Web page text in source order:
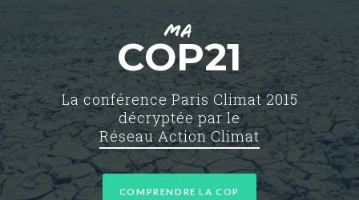
MA
COP21
La conférence Paris Climat 2015
décryptée par le
Réseau Action Climat
COMPRENDRE LA COP